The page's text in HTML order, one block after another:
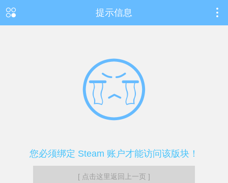
提示信息
您必须绑定 Steam 账户才能访问该版块！
[ 点击这里返回上一页 ]